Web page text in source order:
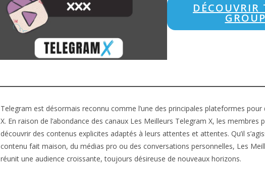
DÉCOUVRIR
Telegram est désormais reconnu comme l’une des principales plateformes
X. En raison de l’abondance des canaux Les Meilleurs Telegram X, les membres
découvrir des contenus explicites adaptés à leurs attentes et attentes. Qu’il
contenu fait maison, du médias pro ou des conversations personnelles, Les
réunit une audience croissante, toujours désireuse de nouveaux horizons.